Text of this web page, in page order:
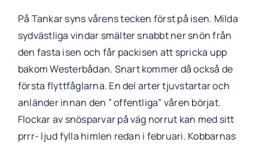
På Tankar syns vårens tecken först på isen. Milda
sydvästliga vindar smälter snabbt ner snön från
den fasta isen och får packisen att spricka upp
bakom Westerbådan. Snart kommer då också de
första flyttfåglarna. En del arter tjuvstartar och
anländer innan den ” offentliga” våren börjat.
Flockar av snösparvar på väg norrut kan med sitt
prrr- ljud fylla himlen redan i februari. Kobbarnas